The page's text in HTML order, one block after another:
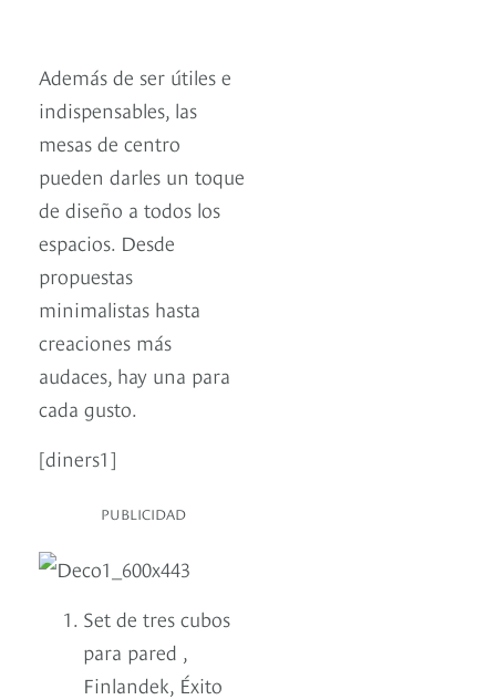
Además de ser útiles e
indispensables, las
mesas de centro
pueden darles un toque
de diseño a todos los
espacios. Desde
propuestas
minimalistas hasta
creaciones más
audaces, hay una para
cada gusto.
[diners1]
PUBLICIDAD
Set de tres cubos
para pared ,
Finlandek, Éxito